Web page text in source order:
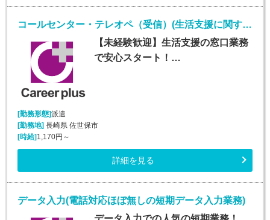
コールセンター・テレオペ（受信）(生活支援に関する問合せ窓口/平日のみ)
【未経験歓迎】生活支援の窓口業務
で安心スタート！…
[勤務形態]派遣
[勤務地] 長崎県 佐世保市
[時給] 1,170円～
詳細を見る
データ入力(電話対応ほぼ無しの短期データ入力業務)